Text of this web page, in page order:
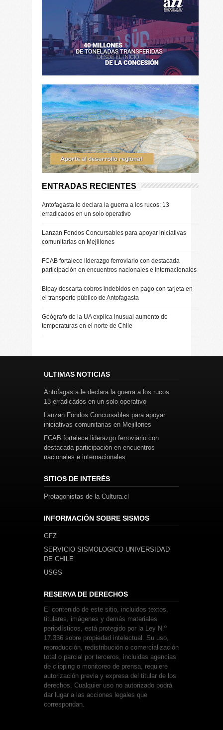
ENTRADAS RECIENTES
Antofagasta le declara la guerra a los rucos: 13
erradicados en un solo operativo
Lanzan Fondos Concursables para apoyar iniciativas
comunitarias en Mejillones
FCAB fortalece liderazgo ferroviario con destacada
participación en encuentros nacionales e internacionales
Bipay descarta cobros indebidos en pago con tarjeta en
el transporte público de Antofagasta
Geógrafo de la UA explica inusual aumento de
temperaturas en el norte de Chile
ULTIMAS NOTICIAS
Antofagasta le declara la guerra a los rucos:
13 erradicados en un solo operativo
Lanzan Fondos Concursables para apoyar
iniciativas comunitarias en Mejillones
FCAB fortalece liderazgo ferroviario con
destacada participación en encuentros
nacionales e internacionales
SITIOS DE INTERÉS
Protagonistas de la Cultura.cl
INFORMACIÓN SOBRE SISMOS
GFZ
SERVICIO SISMOLOGICO UNIVERSIDAD
DE CHILE
USGS
RESERVA DE DERECHOS
El contenido de este sitio, incluidos textos,
titulares, imágenes y demás materiales
periodísticos, está protegido por la Ley N.º
17.336 sobre propiedad intelectual. Su uso,
reproducción, redistribución o comercialización
total o parcial por terceros, incluidas agencias
de clipping o monitoreo de prensa, requiere
autorización previa y expresa del titular de los
derechos. Cualquier uso no autorizado podrá
dar lugar a las acciones legales que
correspondan.